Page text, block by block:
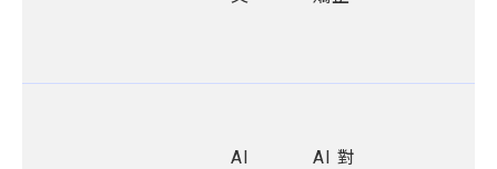
AI
AI 對